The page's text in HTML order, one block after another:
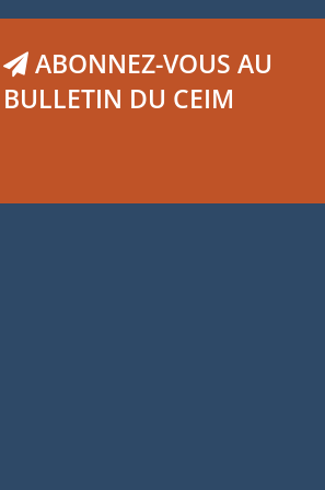
ABONNEZ-VOUS AU
BULLETIN DU CEIM